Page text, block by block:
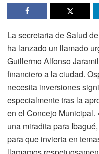
La secretaria de Salud
ha lanzado un llamado
Guillermo Alfonso
financiero a la ciudad.
necesita inversiones
especialmente tras la
en el Concejo Municipal.
una miradita para
para que invierta en